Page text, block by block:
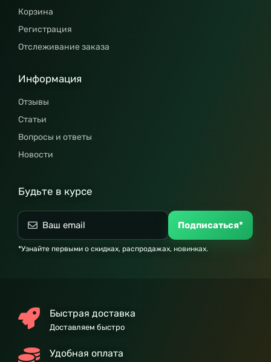
Корзина
Регистрация
Отслеживание заказа
Информация
Отзывы
Статьи
Вопросы и ответы
Новости
Будьте в курсе
Подписаться*
*Узнайте первыми о скидках, распродажах, новинках.
Быстрая доставка
Доставляем быстро
Удобная оплата